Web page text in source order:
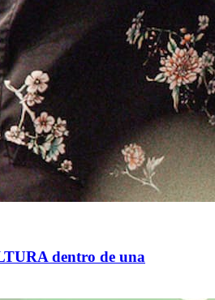
dentro de una